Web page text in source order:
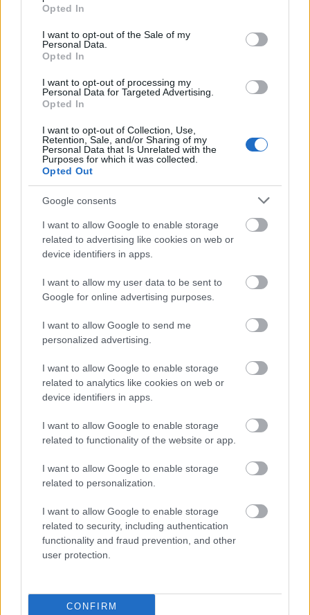
use your data for below specified purposes in below Google
consent section.
Opted In
I want to opt-out of the Sale of my
Personal Data.
Opted In
I want to opt-out of processing my
Personal Data for Targeted Advertising.
Opted In
I want to opt-out of Collection, Use,
Retention, Sale, and/or Sharing of my
Personal Data that Is Unrelated with the
Purposes for which it was collected.
Opted Out
Google consents
I want to allow Google to enable storage
related to advertising like cookies on web or
device identifiers in apps.
I want to allow my user data to be sent to
Google for online advertising purposes.
I want to allow Google to send me
personalized advertising.
I want to allow Google to enable storage
related to analytics like cookies on web or
device identifiers in apps.
I want to allow Google to enable storage
related to functionality of the website or app.
I want to allow Google to enable storage
related to personalization.
I want to allow Google to enable storage
related to security, including authentication
functionality and fraud prevention, and other
user protection.
CONFIRM
VBK 20
• 2025. április 02.
2025 április 5-én 20. évfordulója lesz annak a
víztoronybéli baráti találkozónak a Margitszigeten,
VBK 20 - Újraindító találkozó
2025. március 22.
2025. június 21-én szombaton SZOBon egy boldog
embertoronySZOBájában.
Éjszakai toronyszállás ajánlott, ...
Műemlék lett a tököli víztorony
2024. augusztus 21.
Pontosabban 2024. augusztus 23-tól. Ez
víztornyot meg lebontották.